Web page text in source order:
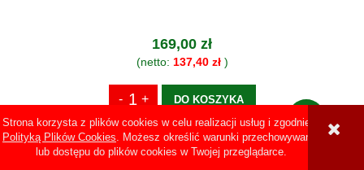
Strona korzysta z plików cookies w celu realizacji usług i zgodnie z
Polityką Plików Cookies. Możesz określić warunki przechowywania
lub dostępu do plików cookies w Twojej przeglądarce.
169,00 zł
(netto: 137,40 zł)
DO KOSZYKA